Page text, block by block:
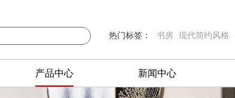
热门标签：
书房 现代简约风格
产品中心 新闻中心